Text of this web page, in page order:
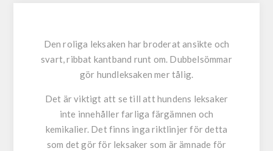
Den roliga leksaken har broderat ansikte och
svart, ribbat kantband runt om. Dubbelsömmar
gör hundleksaken mer tålig.
Det är viktigt att se till att hundens leksaker
inte innehåller farliga färgämnen och
kemikalier. Det finns inga riktlinjer för detta
som det gör för leksaker som är ämnade för